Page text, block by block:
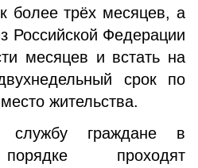
более трёх месяцев, а
Российской Федерации
месяцев и встать на
срок по
жительства.
службу граждане в
проходят